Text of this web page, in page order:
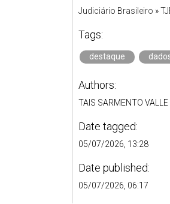
Judiciário Brasileiro »
Tags:
destaque
Authors:
TAIS SARMENTO VALLE
Date tagged:
05/07/2026, 13:28
Date published:
05/07/2026, 06:17